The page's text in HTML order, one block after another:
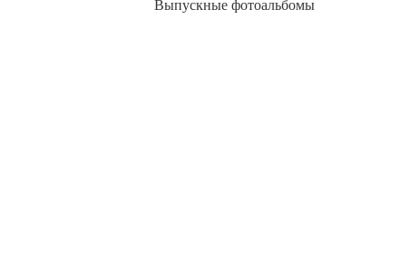
Выпускные фотоальбомы